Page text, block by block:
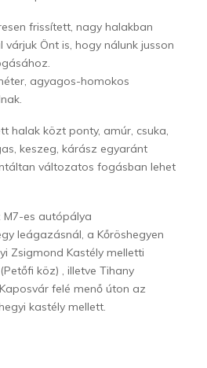
frissített, nagy halakban
Önt is, hogy nálunk jusson
agyagos-homokos
halak közt ponty, amúr, csuka,
keszeg, kárász egyaránt
változatos fogásban lehet
es autópálya
leágazásnál, a Kőröshegyen
Zsigmond Kastély melletti
köz) , illetve Tihany
felé menő úton az
kastély mellett.